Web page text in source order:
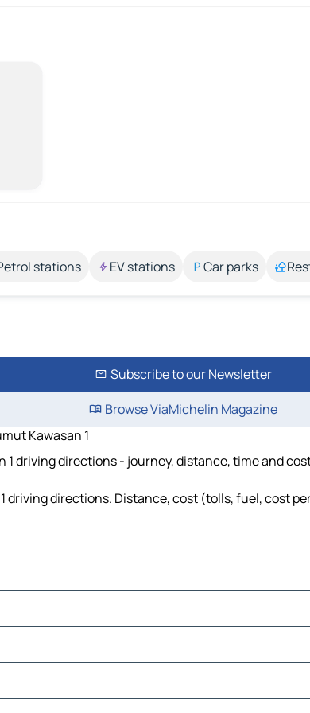
stations EV stations Car parks
Subscribe to our Newsletter
Browse ViaMichelin Magazine
Kawasan 1
driving directions - journey, distance, time and
driving directions. Distance, cost (tolls, fuel, cost
Taring